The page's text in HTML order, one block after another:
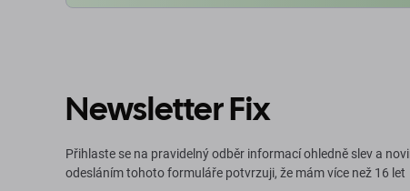
Newsletter Fix
Přihlaste se na pravidelný odběr informací ohledně slev a
odesláním tohoto formuláře potvrzuji, že mám více než 16 let